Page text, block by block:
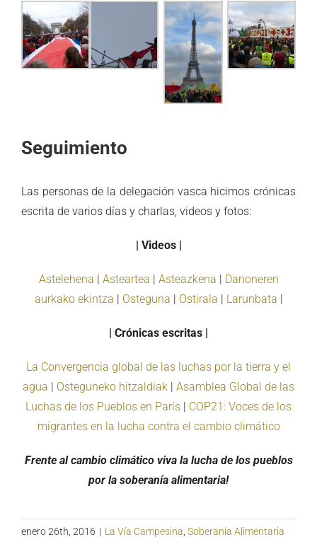
Seguimiento
Las personas de la delegación vasca hicimos crónicas
escrita de varios días y charlas, videos y fotos:
| Videos |
Astelehena | Asteartea | Asteazkena | Danoneren
aurkako ekintza | Osteguna | Ostirala | Larunbata |
| Crónicas escritas |
La Convergencia global de las luchas por la tierra y el
agua | Osteguneko hitzaldiak | Asamblea Global de las
Luchas de los Pueblos en París | COP21: Voces de los
migrantes en la lucha contra el cambio climático
Frente al cambio climático viva la lucha de los pueblos
por la soberanía alimentaria!
enero 26th, 2016 | La Vía Campesina Soberanía Alimentaria